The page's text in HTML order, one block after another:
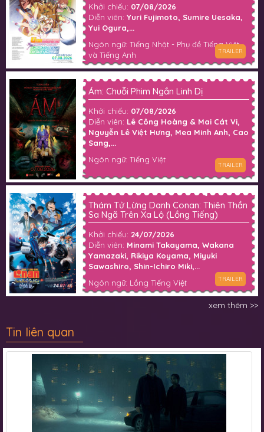
Khởi chiếu: 07/08/2026
Diễn viên: Yuri Fujimoto, Sumire Uesaka,
Yui Ogura,...
Ngôn ngữ: Tiếng Nhật - Phụ đề Tiếng Việt
và Tiếng Anh
TRAILER
Ám: Chuỗi Phim Ngắn Linh Dị
Khởi chiếu: 07/08/2026
Diễn viên: Lê Công Hoàng & Mai Cát Vi,
Nguyễn Lê Việt Hưng, Mea Minh Anh, Cao
Sang,...
Ngôn ngữ: Tiếng Việt
TRAILER
Thám Tử Lừng Danh Conan: Thiên Thần
Sa Ngã Trên Xa Lộ (Lồng Tiếng)
Khởi chiếu: 24/07/2026
Diễn viên: Minami Takayama, Wakana
Yamazaki, Rikiya Koyama, Miyuki
Sawashiro, Shin-Ichiro Miki,...
Ngôn ngữ: Lồng Tiếng Việt
TRAILER
xem thêm >>
Tin liên quan